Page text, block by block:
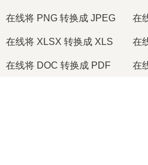
在线将 PNG 转换成 JPEG 在
在线将 XLSX 转换成 XLS 在
在线将 DOC 转换成 PDF 在